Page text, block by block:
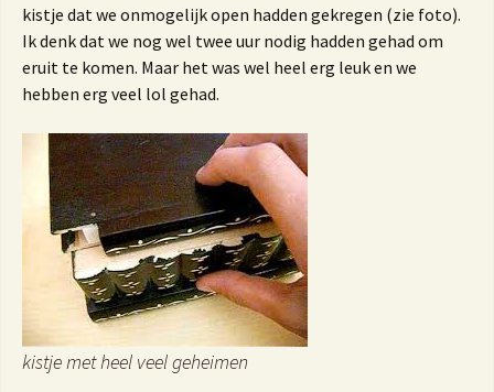
kistje dat we onmogelijk open hadden gekregen (zie foto).
Ik denk dat we nog wel twee uur nodig hadden gehad om
eruit te komen. Maar het was wel heel erg leuk en we
hebben erg veel lol gehad.
kistje met heel veel geheimen